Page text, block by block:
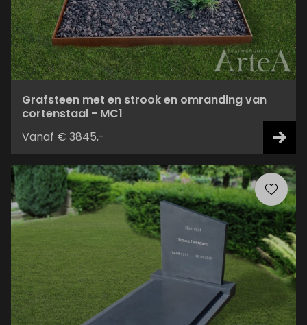
Grafsteen met en strook en omranding van
cortenstaal - MC1
Vanaf € 3845,-